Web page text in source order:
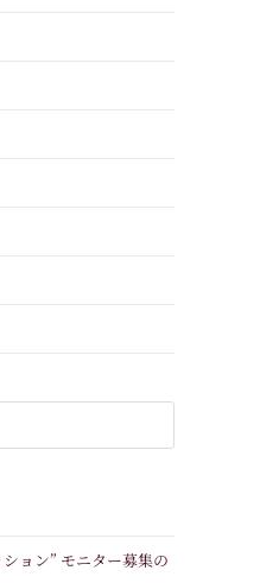
ョン” モニター募集の